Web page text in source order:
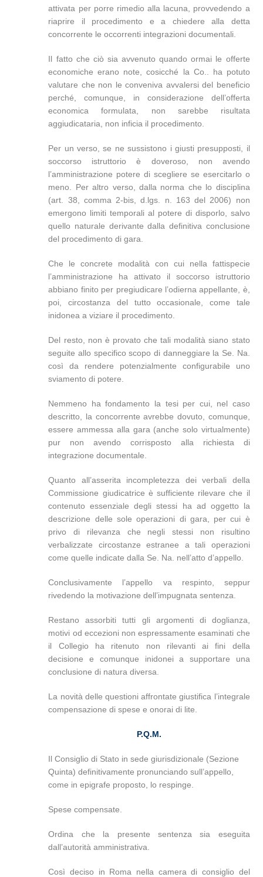
attivata per porre rimedio alla lacuna, provvedendo a
riaprire il procedimento e a chiedere alla detta
concorrente le occorrenti integrazioni documentali.
Il fatto che ciò sia avvenuto quando ormai le offerte
economiche erano note, cosicché la Co.. ha potuto
valutare che non le conveniva avvalersi del beneficio
perché, comunque, in considerazione dell’offerta
economica formulata, non sarebbe risultata
aggiudicataria, non inficia il procedimento.
Per un verso, se ne sussistono i giusti presupposti, il
soccorso istruttorio è doveroso, non avendo
l’amministrazione potere di scegliere se esercitarlo o
meno. Per altro verso, dalla norma che lo disciplina
(art. 38, comma 2-bis, d.lgs. n. 163 del 2006) non
emergono limiti temporali al potere di disporlo, salvo
quello naturale derivante dalla definitiva conclusione
del procedimento di gara.
Che le concrete modalità con cui nella fattispecie
l’amministrazione ha attivato il soccorso istruttorio
abbiano finito per pregiudicare l’odierna appellante, è,
poi, circostanza del tutto occasionale, come tale
inidonea a viziare il procedimento.
Del resto, non è provato che tali modalità siano stato
seguite allo specifico scopo di danneggiare la Se. Na.
così da rendere potenzialmente configurabile uno
sviamento di potere.
Nemmeno ha fondamento la tesi per cui, nel caso
descritto, la concorrente avrebbe dovuto, comunque,
essere ammessa alla gara (anche solo virtualmente)
pur non avendo corrisposto alla richiesta di
integrazione documentale.
Quanto all’asserita incompletezza dei verbali della
Commissione giudicatrice è sufficiente rilevare che il
contenuto essenziale degli stessi ha ad oggetto la
descrizione delle sole operazioni di gara, per cui è
privo di rilevanza che negli stessi non risultino
verbalizzate circostanze estranee a tali operazioni
come quelle indicate dalla Se. Na. nell’atto d’appello.
Conclusivamente l’appello va respinto, seppur
rivedendo la motivazione dell’impugnata sentenza.
Restano assorbiti tutti gli argomenti di doglianza,
motivi od eccezioni non espressamente esaminati che
il Collegio ha ritenuto non rilevanti ai fini della
decisione e comunque inidonei a supportare una
conclusione di natura diversa.
La novità delle questioni affrontate giustifica l’integrale
compensazione di spese e onorai di lite.
P.Q.M.
Il Consiglio di Stato in sede giurisdizionale (Sezione
Quinta) definitivamente pronunciando sull’appello,
come in epigrafe proposto, lo respinge.
Spese compensate.
Ordina che la presente sentenza sia eseguita
dall’autorità amministrativa.
Così deciso in Roma nella camera di consiglio del